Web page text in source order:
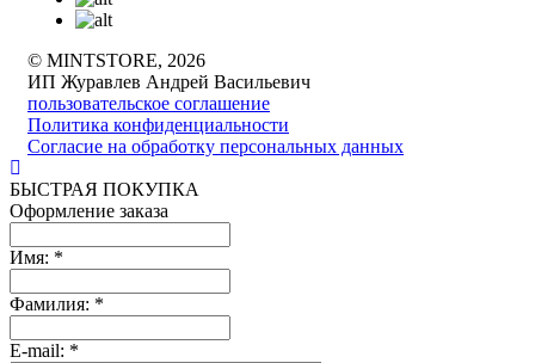
© MINTSTORE, 2026
ИП Журавлев Андрей Васильевич
пользовательское соглашение
Политика конфиденциальности
Согласие на обработку персональных данных
БЫСТРАЯ ПОКУПКА
Оформление заказа
Имя: *
Фамилия: *
E-mail: *